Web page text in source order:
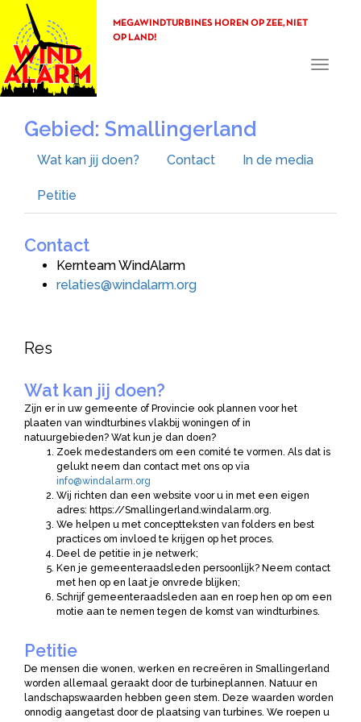
MEGAWINDTURBINES HOREN OP ZEE, NIET
OP LAND!
Toggle
Gebied: Smallingerland
Wat kan jij doen? Contact In de media
Petitie
Contact
Kernteam WindAlarm
relaties@windalarm.org
Res
Wat kan jij doen?
Zijn er in uw gemeente of Provincie ook plannen voor het
plaaten van windturbines vlakbij woningen of in
natuurgebieden? Wat kun je dan doen?
Zoek medestanders om een comité te vormen. Als dat is
gelukt neem dan contact met ons op via
info@windalarm.org
Wij richten dan een website voor u in met een eigen
adres: https://Smallingerland.windalarm.org.
We helpen u met conceptteksten van folders en best
practices om invloed te krijgen op het proces.
Deel de petitie in je netwerk;
Ken je gemeenteraadsleden persoonlijk? Neem contact
met hen op en laat je onvrede blijken;
Schrijf gemeenteraadsleden aan en roep hen op om een
motie aan te nemen tegen de komst van windturbines.
Petitie
De mensen die wonen, werken en recreëren in Smallingerland
worden allemaal geraakt door de turbineplannen. Natuur en
landschapswaarden hebben geen stem. Deze waarden worden
onnodig aangetast door de plaatsing van turbines. We roepen u